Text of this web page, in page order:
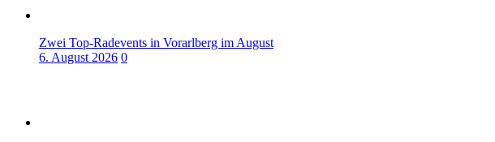
Zwei Top-Radevents in Vorarlberg im August
6. August 2026 0